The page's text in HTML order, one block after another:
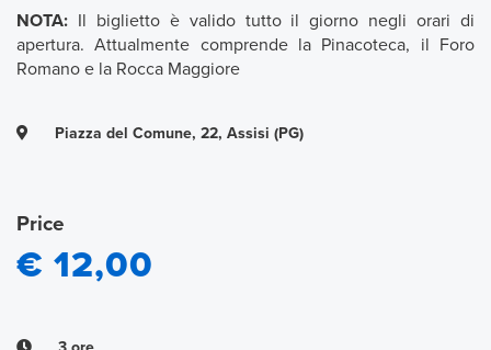
NOTA: Il biglietto è valido tutto il giorno negli orari di
apertura. Attualmente comprende la Pinacoteca, il Foro
Romano e la Rocca Maggiore
Piazza del Comune, 22, Assisi (PG)
Price
€ 12,00